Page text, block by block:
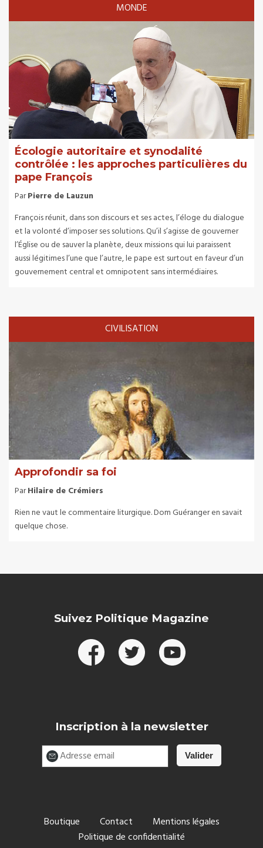
MONDE
Écologie autoritaire et synodalité
contrôlée : les approches particulières du
pape François
ParPierre de Lauzun
François réunit, dans son discours et ses actes, l’éloge du dialogue
et la volonté d’imposer ses solutions. Qu’il s’agisse de gouverner
l’Église ou de sauver la planète, deux missions qui lui paraissent
aussi légitimes l’une que l’autre, le pape est surtout en faveur d’un
gouvernement central et omnipotent sans intermédiaires.
CIVILISATION
Approfondir sa foi
ParHilaire de Crémiers
Rien ne vaut le commentaire liturgique. Dom Guéranger en savait
quelque chose.
Suivez Politique Magazine
Inscription à la newsletter
Boutique Contact
Mentions légales
Politique de confidentialité